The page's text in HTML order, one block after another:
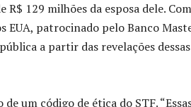
129 milhões da esposa dele.
EUA, patrocinado pelo Banco
a partir das revelações dessas
um código de ética do STF.